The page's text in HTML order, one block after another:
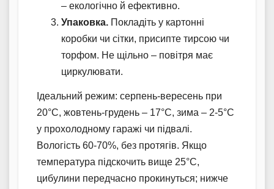
– екологічно й ефективно.
Упаковка. Покладіть у картонні
коробки чи сітки, присипте тирсою чи
торфом. Не щільно – повітря має
циркулювати.
Ідеальний режим: серпень-вересень при
20°C, жовтень-грудень – 17°C, зима – 2-5°C
у прохолодному гаражі чи підвалі.
Вологість 60-70%, без протягів. Якщо
температура підскочить вище 25°C,
цибулини передчасно прокинуться; нижче